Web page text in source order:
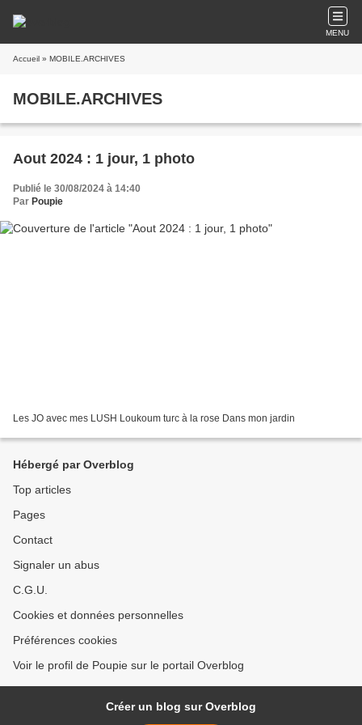
MENU
Accueil » MOBILE.ARCHIVES
MOBILE.ARCHIVES
Aout 2024 : 1 jour, 1 photo
Publié le 30/08/2024 à 14:40
Par Poupie
Les JO avec mes LUSH Loukoum turc à la rose Dans mon jardin
Hébergé par Overblog
Top articles
Pages
Contact
Signaler un abus
C.G.U.
Cookies et données personnelles
Préférences cookies
Voir le profil de Poupie sur le portail Overblog
Créer un blog sur Overblog